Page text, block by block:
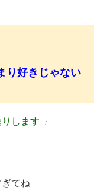
り好きじゃない
します ：
てね